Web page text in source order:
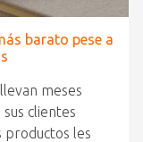
barato pese a
meses
clientes
productos les